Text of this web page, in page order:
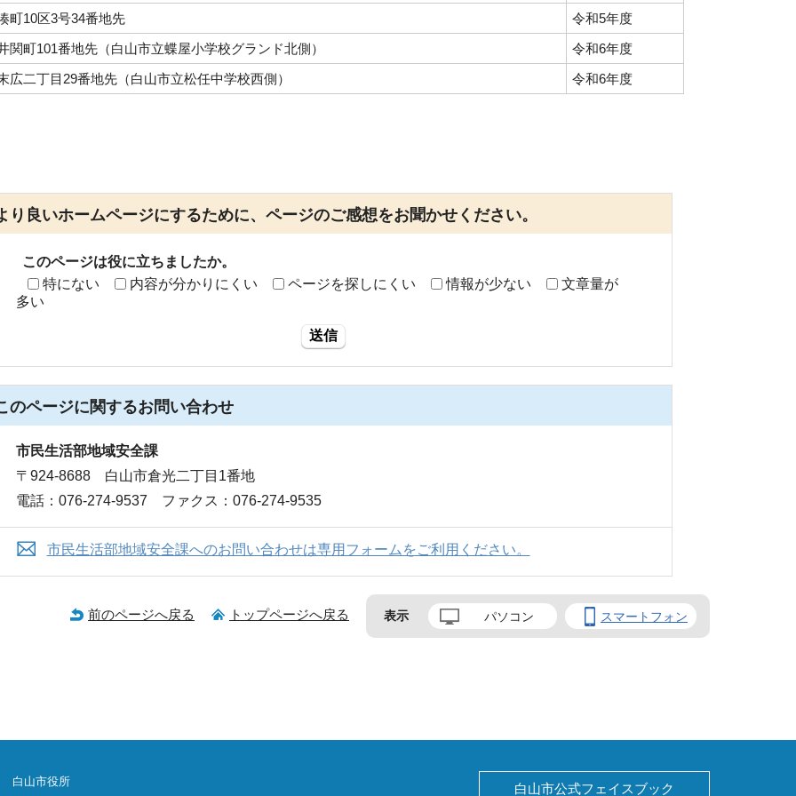
町10区3号34番地先
令和5年度
関町101番地先（白山市立蝶屋小学校グランド北側）
令和6年度
広二丁目29番地先（白山市立松任中学校西側）
令和6年度
り良いホームページにするために、ページのご感想をお聞かせください。
このページは役に立ちましたか。
特にない
内容が分かりにくい ページを探しにくい 情報が少ない
文章量が
多い
送信
のページに関するお問い合わせ
市民生活部地域安全課
〒924-8688 白山市倉光二丁目1番地
電話：076-274-9537 ファクス：076-274-9535
市民生活部地域安全課へのお問い合わせは専用フォームをご利用ください。
前のページへ戻る トップページへ戻る 表示 パソコン スマートフォン
白山市役所
白山市公式フェイスブック